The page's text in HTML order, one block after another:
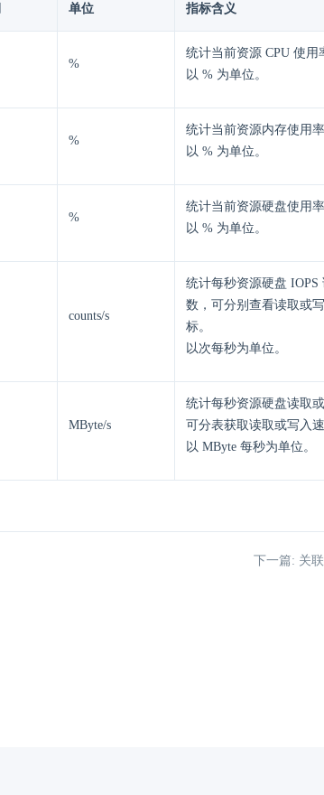
单位 指标含义
%
统计当前资源 CPU 使用
以 % 为单位。
%
统计当前资源内存使用率
以 % 为单位。
%
统计当前资源硬盘使用率
以 % 为单位。
counts/s
统计每秒资源硬盘 IOPS
数，可分别查看读取或
标。
以次每秒为单位。
MByte/s
统计每秒资源硬盘读取
可分表获取读取或写入速
以 MByte 每秒为单位。
下一篇: 关